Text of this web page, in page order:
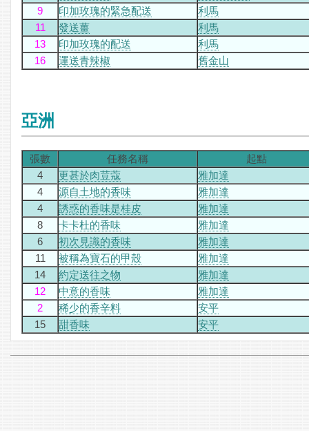
9 印加玫瑰的緊急配送
利馬
11
發送薑
利馬
13
印加玫瑰的配送
利馬
16
運送青辣椒 舊金山
亞洲
張數 任務名稱
起點
4
更甚於肉荳蔻
雅加達
4
源自土地的香味
雅加達
4
誘惑的香味是桂皮
雅加達
8
卡卡杜的香味
雅加達
6
初次見識的香味
雅加達
11
被稱為寶石的甲殼
雅加達
14
約定送往之物
雅加達
12
中意的香味
雅加達
2
稀少的香辛料
安平
15
甜香味 安平